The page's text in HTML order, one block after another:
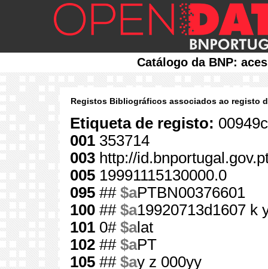
Catálogo da BNP:
Registos Bibliográficos associados ao registo
Etiqueta de registo:
001 353714
003 http://
005 19991115130000.0
095 ## $aPTBN00376601
100 ## $a19920713d1607 k
101 0# $alat
102 ## $aPT
105 ## $ay z 000yy